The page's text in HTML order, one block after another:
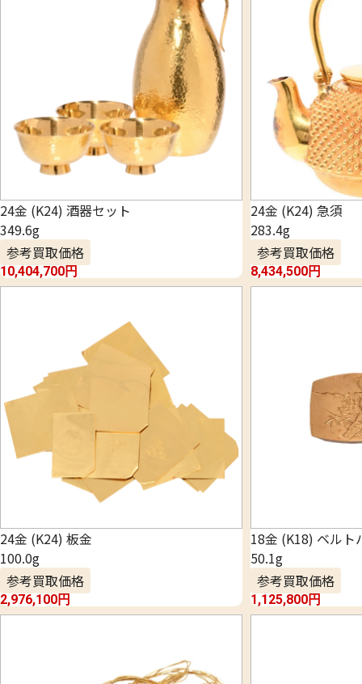
24金 (K24) 酒器セット
349.6g
参考買取価格
10,404,700円
24金 (K24) 急須
283.4g
参考買取価格
8,434,500円
24金 (K24) 板金
100.0g
参考買取価格
2,976,100円
18金 (K18) ベルト
50.1g
参考買取価格
1,125,800円